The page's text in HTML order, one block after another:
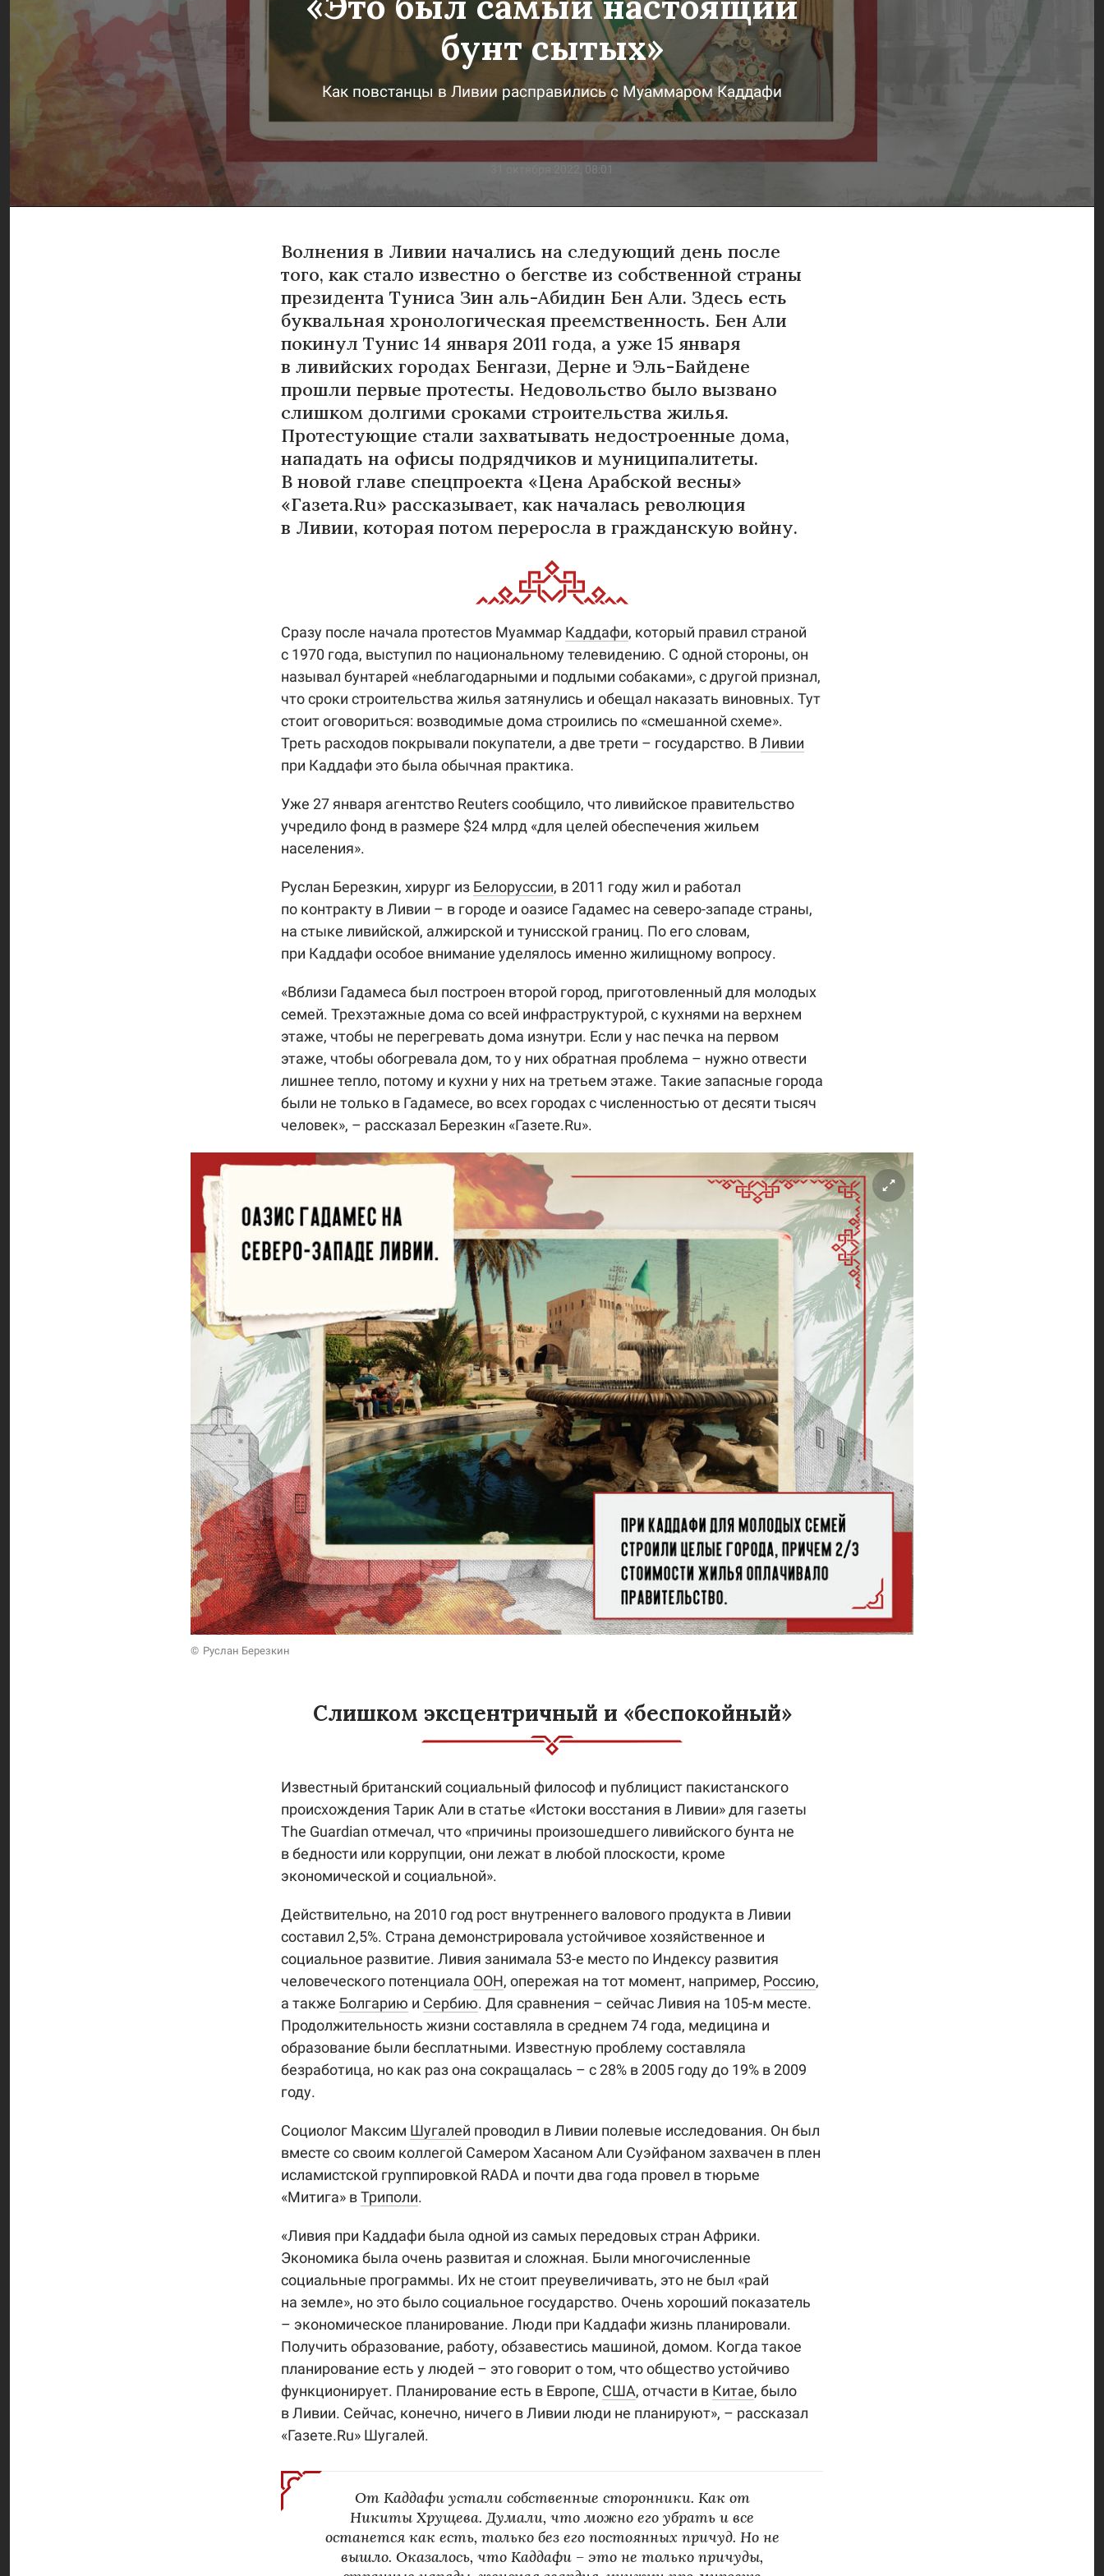
бунт сытых»
Как повстанцы в Ливии расправились с Муаммаром Каддафи
31 октября 2022, 08:01
Волнения в Ливии начались на следующий день после
того, как стало известно о бегстве из собственной страны
президента Туниса Зин аль-Абидин Бен Али. Здесь есть
буквальная хронологическая преемственность. Бен Али
покинул Тунис 14 января 2011 года, а уже 15 января
в ливийских городах Бенгази, Дерне и Эль-Байдене
прошли первые протесты. Недовольство было вызвано
слишком долгими сроками строительства жилья.
Протестующие стали захватывать недостроенные дома,
нападать на офисы подрядчиков и муниципалитеты.
В новой главе спецпроекта «Цена Арабской весны»
«Газета.Ru» рассказывает, как началась революция
в Ливии, которая потом переросла в гражданскую войну.
Сразу после начала протестов Муаммар Каддафи, который правил страной
с 1970 года, выступил по национальному телевидению. С одной стороны, он
называл бунтарей «неблагодарными и подлыми собаками», с другой признал,
что сроки строительства жилья затянулись и обещал наказать виновных. Тут
стоит оговориться: возводимые дома строились по «смешанной схеме».
Треть расходов покрывали покупатели, а две трети – государство. ВЛивии
при Каддафи это была обычная практика.
Уже 27 января агентство Reuters сообщило, что ливийское правительство
учредило фонд в размере $24 млрд «для целей обеспечения жильем
населения».
Руслан Березкин, хирург из Белоруссии, в 2011 году жил и работал
по контракту в Ливии – в городе и оазисе Гадамес на северо-западе страны,
на стыке ливийской, алжирской и тунисской границ. По его словам,
при Каддафи особое внимание уделялось именно жилищному вопросу.
«Вблизи Гадамеса был построен второй город, приготовленный для молодых
семей. Трехэтажные дома со всей инфраструктурой, с кухнями на верхнем
этаже, чтобы не перегревать дома изнутри. Если у нас печка на первом
этаже, чтобы обогревала дом, то у них обратная проблема – нужно отвести
лишнее тепло, потому и кухни у них на третьем этаже. Такие запасные города
были не только в Гадамесе, во всех городах с численностью от десяти тысяч
человек», – рассказал Березкин «Газете.Ru».
Руслан Березкин
Слишком эксцентричный и «беспокойный»
Известный британский социальный философ и публицист пакистанского
происхождения Тарик Али в статье «Истоки восстания в Ливии» для газеты
Тhe Guardian отмечал, что «причины произошедшего ливийского бунта не
в бедности или коррупции, они лежат в любой плоскости, кроме
экономической и социальной».
Действительно, на 2010 год рост внутреннего валового продукта в Ливии
составил 2,5%. Страна демонстрировала устойчивое хозяйственное и
социальное развитие. Ливия занимала 53-е место по Индексу развития
человеческого потенциала ООН, опережая на тот момент, например, Россию,
а также Болгарию и Сербию. Для сравнения – сейчас Ливия на 105-м месте.
Продолжительность жизни составляла в среднем 74 года, медицина и
образование были бесплатными. Известную проблему составляла
безработица, но как раз она сокращалась – с 28% в 2005 году до 19% в 2009
году.
Социолог Максим Шугалей проводил в Ливии полевые исследования. Он был
вместе со своим коллегой Самером Хасаном Али Суэйфаном захвачен в плен
исламистской группировкой RADA и почти два года провел в тюрьме
«Митига» вТриполи.
«Ливия при Каддафи была одной из самых передовых стран Африки.
Экономика была очень развитая и сложная. Были многочисленные
социальные программы. Их не стоит преувеличивать, это не был «рай
на земле», но это было социальное государство. Очень хороший показатель
– экономическое планирование. Люди при Каддафи жизнь планировали.
Получить образование, работу, обзавестись машиной, домом. Когда такое
планирование есть у людей – это говорит о том, что общество устойчиво
функционирует. Планирование есть в Европе, США, отчасти в Китае, было
в Ливии. Сейчас, конечно, ничего в Ливии люди не планируют», – рассказал
«Газете.Ru» Шугалей.
От Каддафи устали собственные сторонники. Как от
Никиты Хрущева. Думали, что можно его убрать и все
останется как есть, только без его постоянных причуд. Но не
вышло. Оказалось, что Каддафи – это не только причуды,